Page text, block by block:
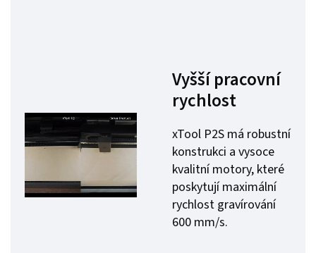
Vyšší pracovní
rychlost
xTool P2S má robustní
konstrukci a vysoce
kvalitní motory, které
poskytují maximální
rychlost gravírování
600 mm/s.